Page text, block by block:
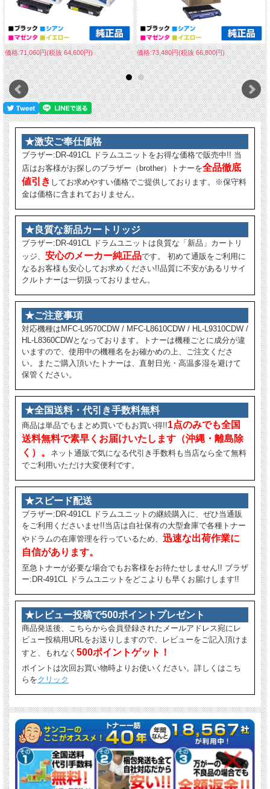
価格:71,060円(税抜 64,600円) 価格:73,480円(税抜 66,800円)
★激安ご奉仕価格
ブラザー:DR-491CL ドラムユニットをお得な価格で販売中!! 当
店はお客様がお探しのブラザー（brother）トナーを全品徹底
値引き してお求めやすい価格でご提供しております。※保守料
金は価格に含まれておりません。
★良質な新品カートリッジ
ブラザー:DR-491CL ドラムユニットは良質な「新品」カートリ
ッジ、 安心のメーカー純正品です。 初めて通販をご利用に
なるお客様も安心してお求めください!!品質に不安があるリサイ
クルトナーは一切扱っておりません。
★ご注意事項
対応機種はMFC-L9570CDW / MFC-L8610CDW / HL-L9310CDW /
HL-L8360CDWとなっております。トナーは機種ごとに成分が違
いますので、使用中の機種名をお確かめの上、ご注文くださ
い。またご購入頂いたトナーは、直射日光・高温多湿を避けて
保管ください。
★全国送料・代引き手数料無料
商品は単品でもまとめ買いでもお買い得!!1点のみでも全国
送料無料で素早くお届けいたします（沖縄・離島除
く）。
ネット通販で気になる代引き手数料も当店なら全て無料
でご利用いただけ大変便利です。
★スピード配送
ブラザー:DR-491CL ドラムユニットの継続購入に、ぜひ当通販
をご利用くださいませ!!当店は自社保有の大型倉庫で各種トナー
やドラムの在庫管理を行っているため、 迅速な出荷作業に
自信があります。
至急トナーが必要な場合でもお客様をお待たせしません!! ブラザ
ー:DR-491CL ドラムユニットをどこよりも早くお届けします!!
★レビュー投稿で500ポイントプレゼント
商品発送後、こちらから会員登録されたメールアドレス宛にレ
ビュー投稿用URLをお送りしますので、レビューをご記入頂けま
すと、もれなく 500ポイントゲット！
ポイントは次回お買い物時よりお使いください。詳しくはこち
らをクリック